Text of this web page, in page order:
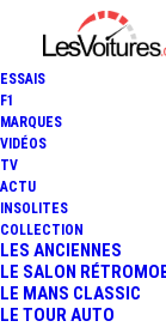
ESSAIS
F1
MARQUES
VIDÉOS
TV
ACTU
INSOLITES
COLLECTION
LES ANCIENNES
LE SALON
LE MANS CLASSIC
LE TOUR AUTO